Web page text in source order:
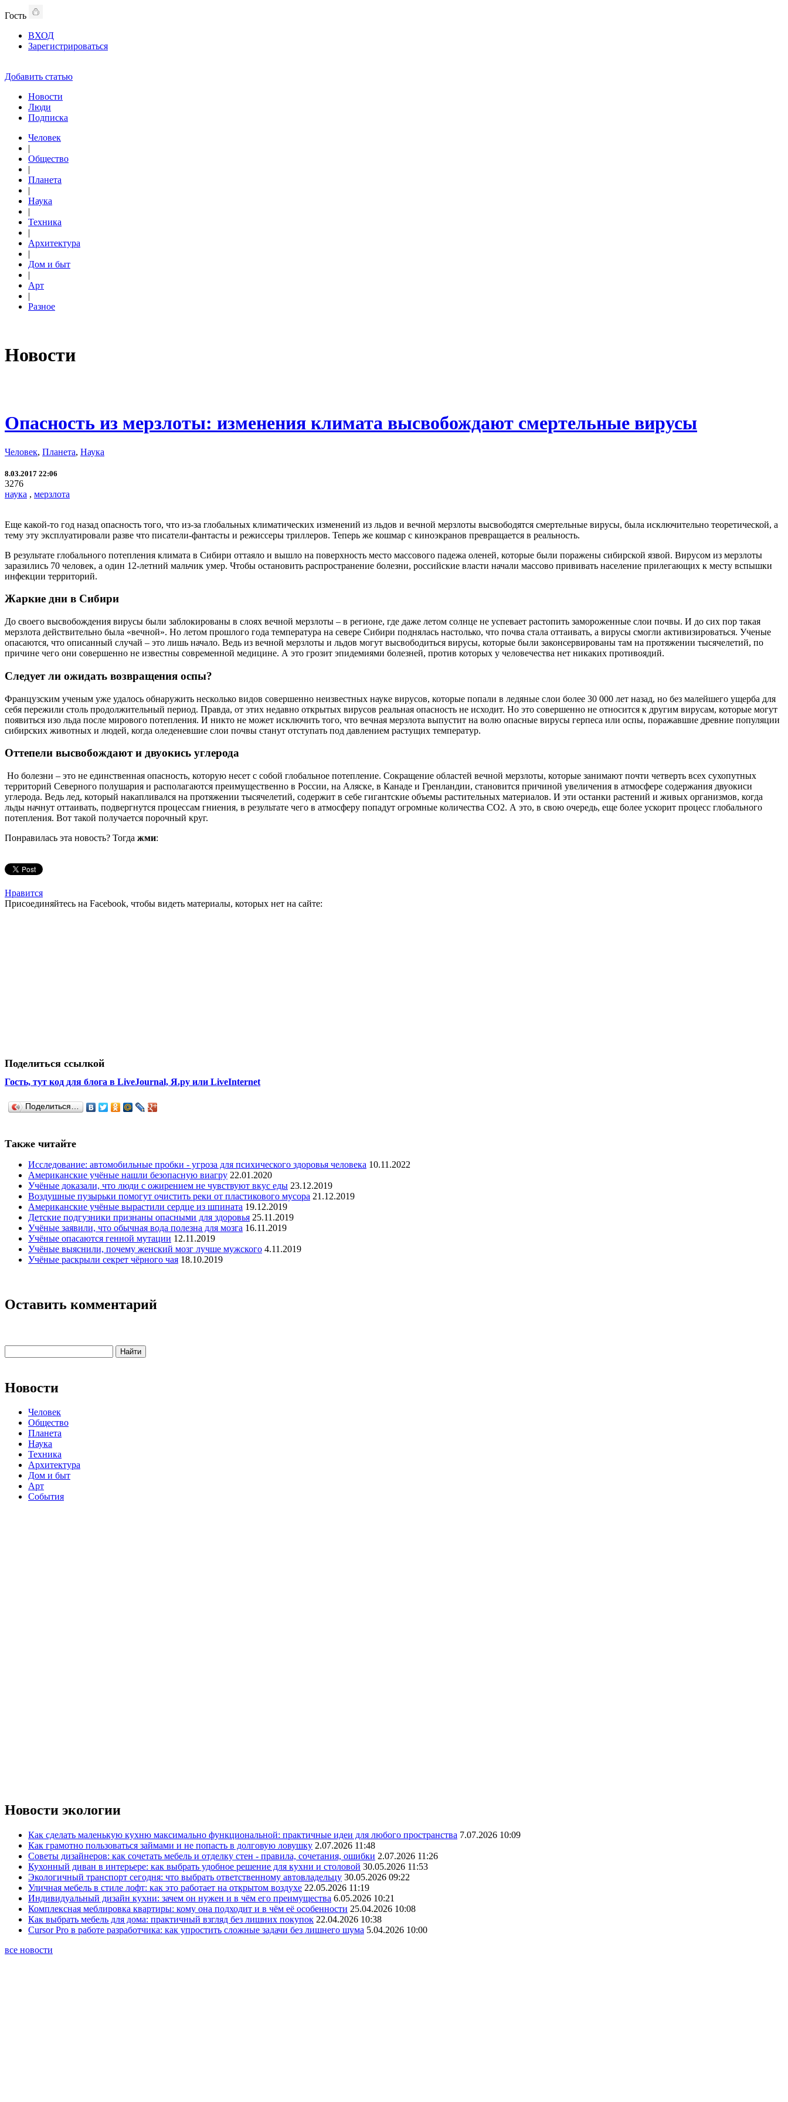
Гость
ВХОД
Зарегистрироваться
Добавить статью
Новости
Люди
Подписка
Человек
|
Общество
|
Планета
|
Наука
|
Техника
|
Архитектура
|
Дом и быт
|
Арт
|
Разное
Новости
Опасность из мерзлоты: изменения климата высвобождают смертельные вирусы
Человек, Планета, Наука
8.03.2017 22:06
3276
наука , мерзлота
Еще какой-то год назад опасность того, что из-за глобальных климатических изменений из льдов и вечной мерзлоты высвободятся смертельные вирусы, была исключительно теоретической, а
тему эту эксплуатировали разве что писатели-фантасты и режиссеры триллеров. Теперь же кошмар с киноэкранов превращается в реальность.
В результате глобального потепления климата в Сибири оттаяло и вышло на поверхность место массового падежа оленей, которые были поражены сибирской язвой. Вирусом из мерзлоты
заразились 70 человек, а один 12-летний мальчик умер. Чтобы остановить распространение болезни, российские власти начали массово прививать население прилегающих к месту вспышки
инфекции территорий.
Жаркие дни в Сибири
До своего высвобождения вирусы были заблокированы в слоях вечной мерзлоты – в регионе, где даже летом солнце не успевает растопить замороженные слои почвы. И до сих пор такая
мерзлота действительно была «вечной». Но летом прошлого года температура на севере Сибири поднялась настолько, что почва стала оттаивать, а вирусы смогли активизироваться. Ученые
опасаются, что описанный случай – это лишь начало. Ведь из вечной мерзлоты и льдов могут высвободиться вирусы, которые были законсервированы там на протяжении тысячелетий, по
причине чего они совершенно не известны современной медицине. А это грозит эпидемиями болезней, против которых у человечества нет никаких противоядий.
Следует ли ожидать возвращения оспы?
Французским ученым уже удалось обнаружить несколько видов совершенно неизвестных науке вирусов, которые попали в ледяные слои более 30 000 лет назад, но без малейшего ущерба для
себя пережили столь продолжительный период. Правда, от этих недавно открытых вирусов реальная опасность не исходит. Но это совершенно не относится к другим вирусам, которые могут
появиться изо льда после мирового потепления. И никто не может исключить того, что вечная мерзлота выпустит на волю опасные вирусы герпеса или оспы, поражавшие древние популяции
сибирских животных и людей, когда оледеневшие слои почвы станут отступать под давлением растущих температур.
Оттепели высвобождают и двуокись углерода
Но болезни – это не единственная опасность, которую несет с собой глобальное потепление. Сокращение областей вечной мерзлоты, которые занимают почти четверть всех сухопутных
территорий Северного полушария и располагаются преимущественно в России, на Аляске, в Канаде и Гренландии, становится причиной увеличения в атмосфере содержания двуокиси
углерода. Ведь лед, который накапливался на протяжении тысячелетий, содержит в себе гигантские объемы растительных материалов. И эти останки растений и живых организмов, когда
льды начнут оттаивать, подвергнутся процессам гниения, в результате чего в атмосферу попадут огромные количества СО2. А это, в свою очередь, еще более ускорит процесс глобального
потепления. Вот такой получается порочный круг.
Понравилась эта новость? Тогда жми:
Нравится
Присоединяйтесь на Facebook, чтобы видеть материалы, которых нет на сайте:
Поделиться ссылкой
Гость, тут код для блога в LiveJournal, Я.ру или LiveInternet
Поделиться…
Также читайте
Исследование: автомобильные пробки - угроза для психического здоровья человека 10.11.2022
Американские учёные нашли безопасную виагру 22.01.2020
Учёные доказали, что люди с ожирением не чувствуют вкус еды 23.12.2019
Воздушные пузырьки помогут очистить реки от пластикового мусора 21.12.2019
Американские учёные вырастили сердце из шпината 19.12.2019
Детские подгузники признаны опасными для здоровья 25.11.2019
Учёные заявили, что обычная вода полезна для мозга 16.11.2019
Учёные опасаются генной мутации 12.11.2019
Учёные выяснили, почему женский мозг лучше мужского 4.11.2019
Учёные раскрыли секрет чёрного чая 18.10.2019
Оставить комментарий
Новости
Человек
Общество
Планета
Наука
Техника
Архитектура
Дом и быт
Арт
События
Новости экологии
Как сделать маленькую кухню максимально функциональной: практичные идеи для любого пространства 7.07.2026 10:09
Как грамотно пользоваться займами и не попасть в долговую ловушку 2.07.2026 11:48
Советы дизайнеров: как сочетать мебель и отделку стен - правила, сочетания, ошибки 2.07.2026 11:26
Кухонный диван в интерьере: как выбрать удобное решение для кухни и столовой 30.05.2026 11:53
Экологичный транспорт сегодня: что выбрать ответственному автовладельцу 30.05.2026 09:22
Уличная мебель в стиле лофт: как это работает на открытом воздухе 22.05.2026 11:19
Индивидуальный дизайн кухни: зачем он нужен и в чём его преимущества 6.05.2026 10:21
Комплексная меблировка квартиры: кому она подходит и в чём её особенности 25.04.2026 10:08
Как выбрать мебель для дома: практичный взгляд без лишних покупок 22.04.2026 10:38
Cursor Pro в работе разработчика: как упростить сложные задачи без лишнего шума 5.04.2026 10:00
все новости